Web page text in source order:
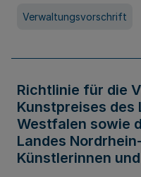
Verwaltungsvorschrift
Richtlinie für die
Kunstpreises des
Westfalen sowie
Landes
Künstlerinnen